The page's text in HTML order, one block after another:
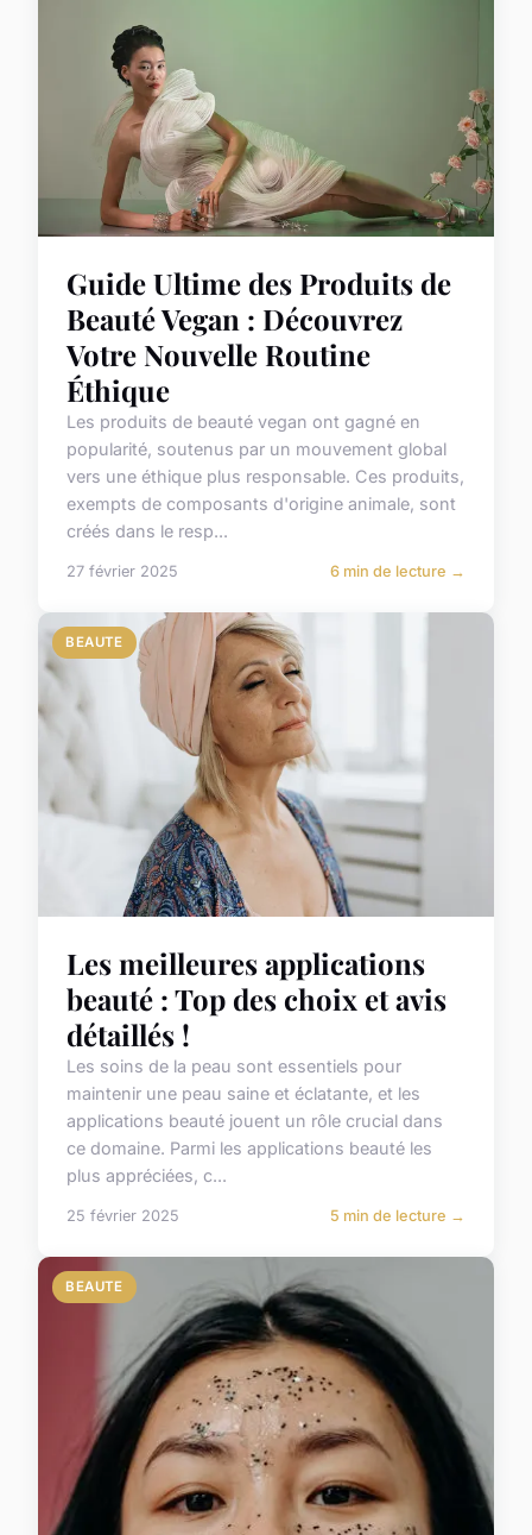
Guide Ultime des Produits de
Beauté Vegan : Découvrez
Votre Nouvelle Routine
Éthique
Les produits de beauté vegan ont gagné en
popularité, soutenus par un mouvement global
vers une éthique plus responsable. Ces produits,
exempts de composants d'origine animale, sont
créés dans le resp...
27 février 2025 6 min de lecture →
BEAUTE
Les meilleures applications
beauté : Top des choix et avis
détaillés !
Les soins de la peau sont essentiels pour
maintenir une peau saine et éclatante, et les
applications beauté jouent un rôle crucial dans
ce domaine. Parmi les applications beauté les
plus appréciées, c...
25 février 2025 5 min de lecture →
BEAUTE